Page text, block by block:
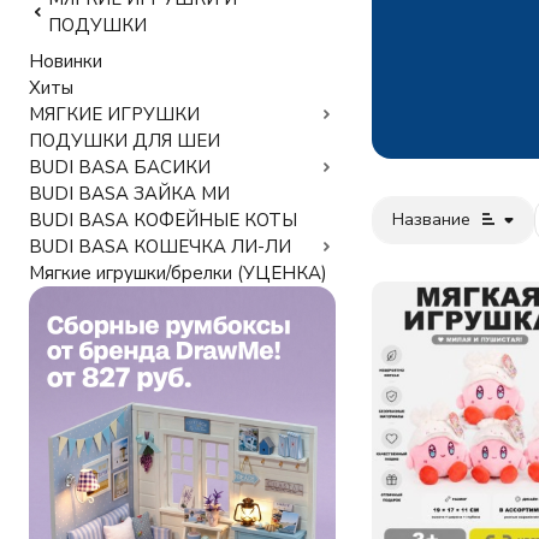
Название
ПОДУШКИ
Новинки
Хиты
МЯГКИЕ ИГРУШКИ
ПОДУШКИ ДЛЯ ШЕИ
BUDI BASA БАСИКИ
BUDI BASA ЗАЙКА МИ
BUDI BASA КОФЕЙНЫЕ КОТЫ
BUDI BASA КОШЕЧКА ЛИ-ЛИ
Мягкие игрушки/брелки (УЦЕНКА)